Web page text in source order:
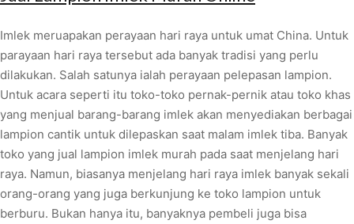
Imlek meruapakan perayaan hari raya untuk umat China. Untuk
parayaan hari raya tersebut ada banyak tradisi yang perlu
dilakukan. Salah satunya ialah perayaan pelepasan lampion.
Untuk acara seperti itu toko-toko pernak-pernik atau toko khas
yang menjual barang-barang imlek akan menyediakan berbagai
lampion cantik untuk dilepaskan saat malam imlek tiba. Banyak
toko yang jual lampion imlek murah pada saat menjelang hari
raya. Namun, biasanya menjelang hari raya imlek banyak sekali
orang-orang yang juga berkunjung ke toko lampion untuk
berburu. Bukan hanya itu, banyaknya pembeli juga bisa